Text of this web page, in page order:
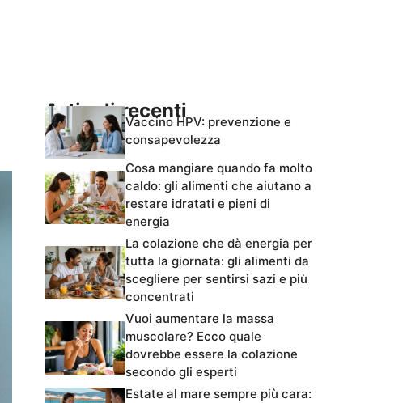
Articoli recentiVaccino HPV: prevenzione e
consapevolezza
Cosa mangiare quando fa molto
caldo: gli alimenti che aiutano a
restare idratati e pieni di
energia
La colazione che dà energia per
tutta la giornata: gli alimenti da
scegliere per sentirsi sazi e più
concentrati
Vuoi aumentare la massa
muscolare? Ecco quale
dovrebbe essere la colazione
secondo gli esperti
Estate al mare sempre più cara: